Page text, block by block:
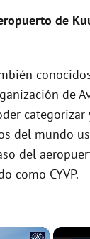
de
de
categorizar
del mundo
del
como CYVP.
×